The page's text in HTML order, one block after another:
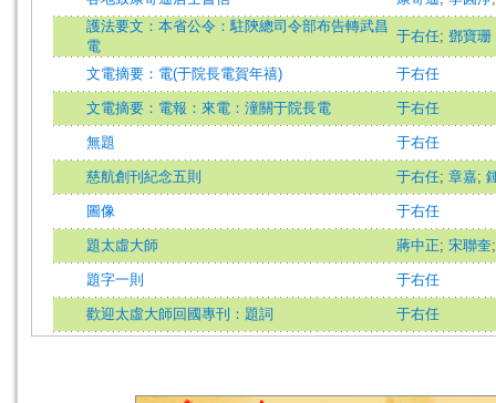
護法要文：本省公令：駐陝總司令部布告轉武昌
電
于右任; 鄧寶珊
文電摘要：電(于院長電賀年禧) 于右任
文電摘要：電報：來電：潼關于院長電 于右任
無題 于右任
慈航創刊紀念五則 于右任; 章嘉;
圖像 于右任
題太虛大師 蔣中正; 宋聯奎
題字一則 于右任
歡迎太虛大師回國專刊：題詞 于右任